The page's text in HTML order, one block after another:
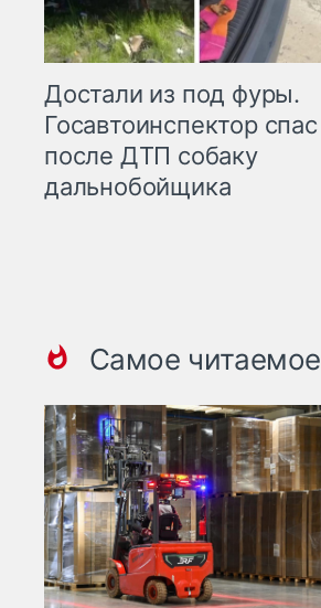
Достали из под фуры.
Госавтоинспектор спас
после ДТП собаку
дальнобойщика
Самое читаемое